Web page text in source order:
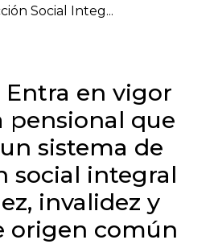
Social Integ...
Entra en vigor
pensional que
sistema de
social integral
invalidez y
origen común